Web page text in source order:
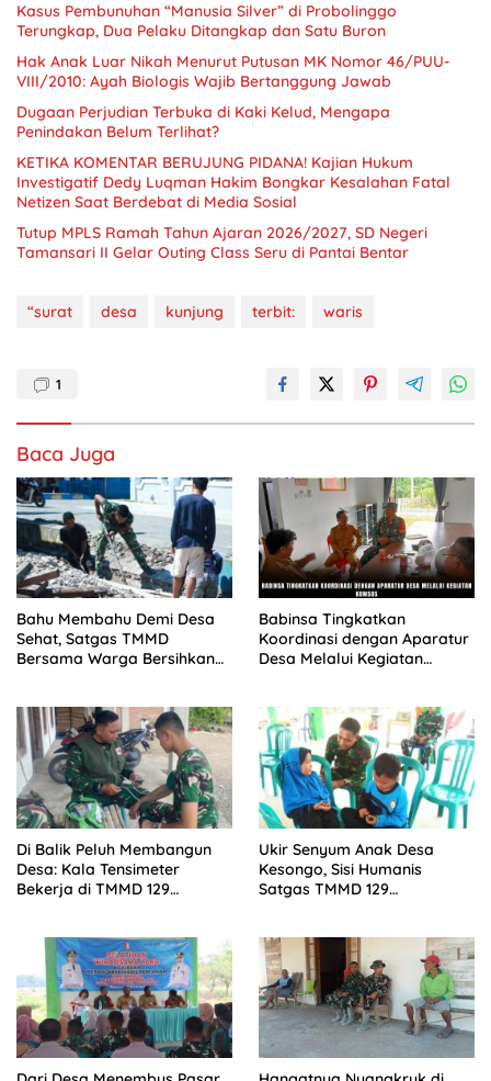
Kasus Pembunuhan “Manusia Silver” di Probolinggo
Terungkap, Dua Pelaku Ditangkap dan Satu Buron
Hak Anak Luar Nikah Menurut Putusan MK Nomor 46/PUU-
VIII/2010: Ayah Biologis Wajib Bertanggung Jawab
Dugaan Perjudian Terbuka di Kaki Kelud, Mengapa
Penindakan Belum Terlihat?
KETIKA KOMENTAR BERUJUNG PIDANA! Kajian Hukum
Investigatif Dedy Luqman Hakim Bongkar Kesalahan Fatal
Netizen Saat Berdebat di Media Sosial
Tutup MPLS Ramah Tahun Ajaran 2026/2027, SD Negeri
Tamansari II Gelar Outing Class Seru di Pantai Bentar
“surat desa kunjung terbit: waris
1
Baca Juga
Bahu Membahu Demi Desa
Sehat, Satgas TMMD
Bersama Warga Bersihkan
Babinsa Tingkatkan
Koordinasi dengan Aparatur
Desa Melalui Kegiatan
Di Balik Peluh Membangun
Desa: Kala Tensimeter
Bekerja di TMMD 129
Ukir Senyum Anak Desa
Kesongo, Sisi Humanis
Satgas TMMD 129